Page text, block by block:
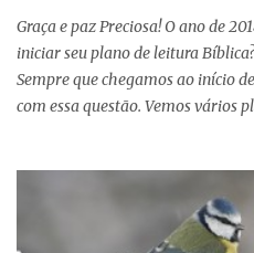
Sábio rei Salomão nós dá uma
Provérbios dizendo que o
alegr...
Graça e paz Preciosa! O ano de
iniciar seu plano de leitura
Sempre que chegamos ao início
com essa questão. Vemos vários
janeiro, principalmente as
familiares em casa e precisam
aquela viagem de férias, e os dias